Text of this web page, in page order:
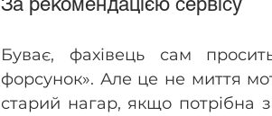
Буває, фахівець сам
форсунок». Але це не миття
старий нагар, якщо потрібна